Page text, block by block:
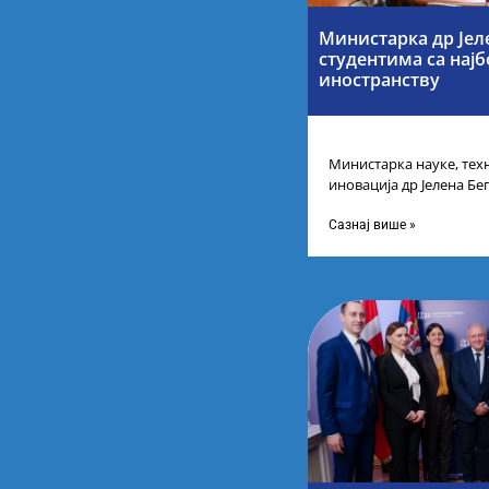
Министарка др
студентима са
иностранству
Министарка науке,
иновација др Јелена
Сазнај више »